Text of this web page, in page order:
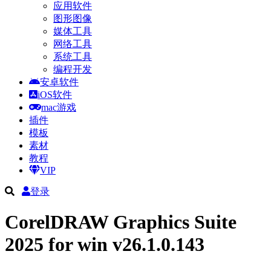
应用软件
图形图像
媒体工具
网络工具
系统工具
编程开发
安卓软件
iOS软件
mac游戏
插件
模板
素材
教程
VIP
登录
CorelDRAW Graphics Suite
2025 for win v26.1.0.143